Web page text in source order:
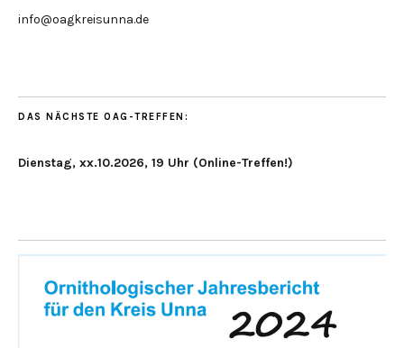
info@oagkreisunna.de
DAS NÄCHSTE OAG-TREFFEN:
Dienstag, xx.10.2026, 19 Uhr (Online-Treffen!)